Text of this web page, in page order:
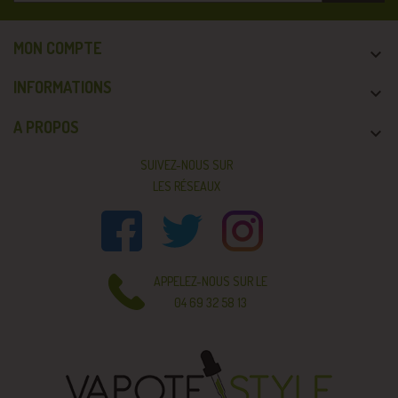
MON COMPTE 
INFORMATIONS 
A PROPOS 
SUIVEZ-NOUS SUR
LES RÉSEAUX
APPELEZ-NOUS SUR LE
04 69 32 58 13